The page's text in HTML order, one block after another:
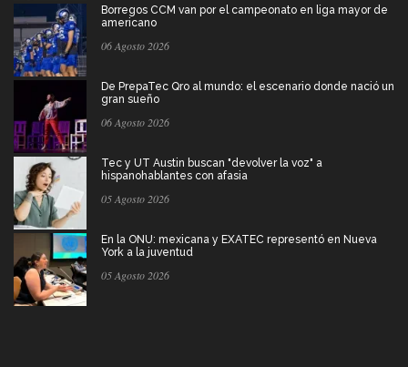
Borregos CCM van por el campeonato en liga mayor de
americano
06 Agosto 2026
De PrepaTec Qro al mundo: el escenario donde nació un
gran sueño
06 Agosto 2026
Tec y UT Austin buscan "devolver la voz" a
hispanohablantes con afasia
05 Agosto 2026
En la ONU: mexicana y EXATEC representó en Nueva
York a la juventud
05 Agosto 2026